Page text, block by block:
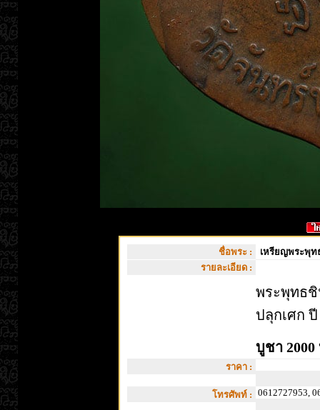
ชื่อพระ :
เหรียญพระพุท
รายละเอียด :
พระพุทธ
ปลุกเศก
บูชา 2000
ราคา :
โทรศัพท์ : 0612727953,